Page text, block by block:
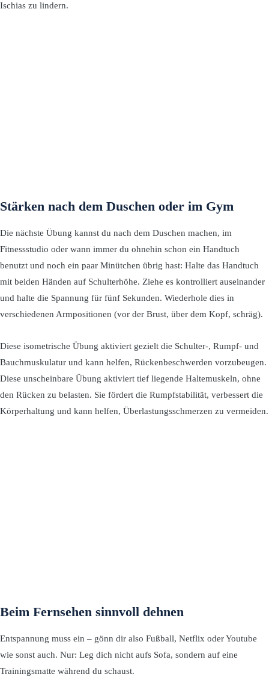
Ischias zu lindern.
Stärken nach dem Duschen oder im Gym
Die nächste Übung kannst du nach dem Duschen machen, im
Fitnessstudio oder wann immer du ohnehin schon ein Handtuch
benutzt und noch ein paar Minütchen übrig hast: Halte das Handtuch
mit beiden Händen auf Schulterhöhe. Ziehe es kontrolliert auseinander
und halte die Spannung für fünf Sekunden. Wiederhole dies in
verschiedenen Armpositionen (vor der Brust, über dem Kopf, schräg).
Diese isometrische Übung aktiviert gezielt die Schulter-, Rumpf- und
Bauchmuskulatur und kann helfen, Rückenbeschwerden vorzubeugen.
Diese unscheinbare Übung aktiviert tief liegende Haltemuskeln, ohne
den Rücken zu belasten. Sie fördert die Rumpfstabilität, verbessert die
Körperhaltung und kann helfen, Überlastungsschmerzen zu vermeiden.
Beim Fernsehen sinnvoll dehnen
Entspannung muss ein – gönn dir also Fußball, Netflix oder Youtube
wie sonst auch. Nur: Leg dich nicht aufs Sofa, sondern auf eine
Trainingsmatte während du schaust.